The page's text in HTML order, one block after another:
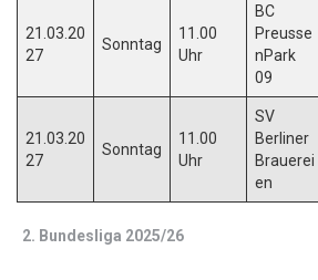
21.03.20
27
Sonntag
11.00
Uhr
BC
Preusse
nPark
09
21.03.20
27
Sonntag
11.00
Uhr
SV
Berliner
Brauerei
en
2. Bundesliga 2025/26